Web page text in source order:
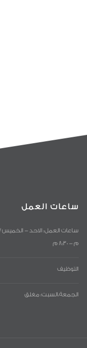
ساعات العمل
م - 8:30 م
التوظيف
الجمعة،السبت: مغلق